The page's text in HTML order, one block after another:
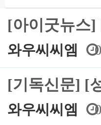
[아이굿뉴스
와우씨씨엠
[기독신문] [
와우씨씨엠